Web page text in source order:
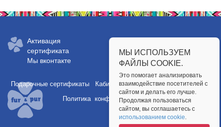
Активация
сертификата
Мы вконтакте
+7 (812) 648-6149
Подарочные сертификаты Кабинет партнера
Публичная оферта
Политика конфиденциальности
МЫ ИСПОЛЬЗУЕМ
ФАЙЛЫ COOKIE.
Это помогает анализировать
взаимодействие посетителей с
сайтом и делать его лучше.
Продолжая пользоваться
сайтом, вы соглашаетесь с
использованием cookie.